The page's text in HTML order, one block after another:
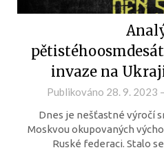
invaze na
Publikováno 28. 9. 2023 –
Dnes je nešťastné výročí
Moskvou okupovaných
Ruské federaci. Stalo